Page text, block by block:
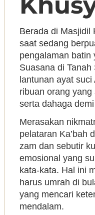
Berada di Masjidil
saat sedang
pengalaman batin
Suasana di
lantunan ayat suci
ribuan orang
serta dahaga
Merasakan
pelataran Ka’bah
zam dan sebutir
emosional yang
kata-kata. Hal ini
harus umrah di
yang mencari
mendalam.